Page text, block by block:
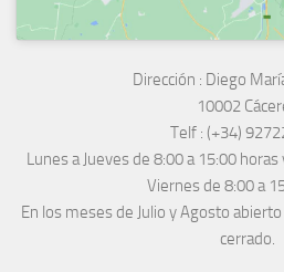
Dirección : Diego
10002
Telf : (+34)
Lunes a Jueves de 8:00 a 15:00 horas
Viernes de 8:00 a
En los meses de Julio y Agosto
cerrado.